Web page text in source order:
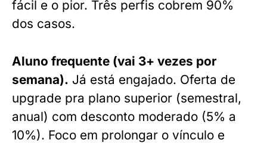
fácil e o pior. Três perfis cobrem 90%
dos casos.
Aluno frequente (vai 3+ vezes por
semana). Já está engajado. Oferta de
upgrade pra plano superior (semestral,
anual) com desconto moderado (5% a
10%). Foco em prolongar o vínculo e